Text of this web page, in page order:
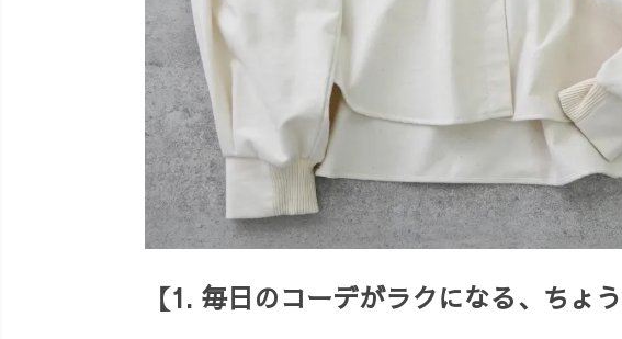
【1. 毎日のコーデがラクになる、ちょ